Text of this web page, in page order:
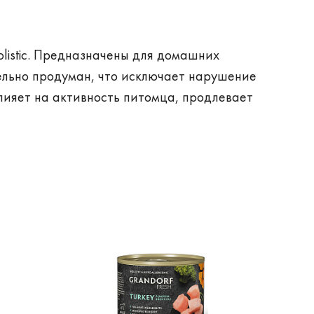
Предназначены для домашних
продуман, что исключает нарушение
на активность питомца, продлевает
породы и уровня активности.
мясо ягненка, кролика, утки, белую